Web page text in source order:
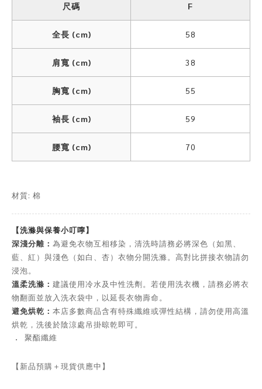
尺碼 F
全長 (cm) 58
肩寬 (cm) 38
胸寬 (cm) 55
袖長 (cm) 59
腰寬 (cm) 70
材質: 棉
【洗滌與保養小叮嚀】
深淺分離： 為避免衣物互相移染，清洗時請務必將深色（如黑、
藍、紅）與淺色（如白、杏）衣物分開洗滌。高對比拼接衣物請勿
浸泡。
溫柔洗滌： 建議使用冷水及中性洗劑。若使用洗衣機，請務必將衣
物翻面並放入洗衣袋中，以延長衣物壽命。
避免烘乾： 本店多數商品含有特殊纖維或彈性結構，請勿使用高溫
烘乾，洗後於陰涼處吊掛晾乾即可。
． 聚酯纖維
【新品預購＋現貨供應中】